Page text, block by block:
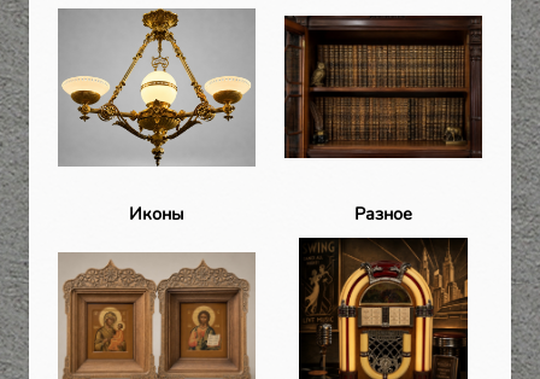
Иконы Разное